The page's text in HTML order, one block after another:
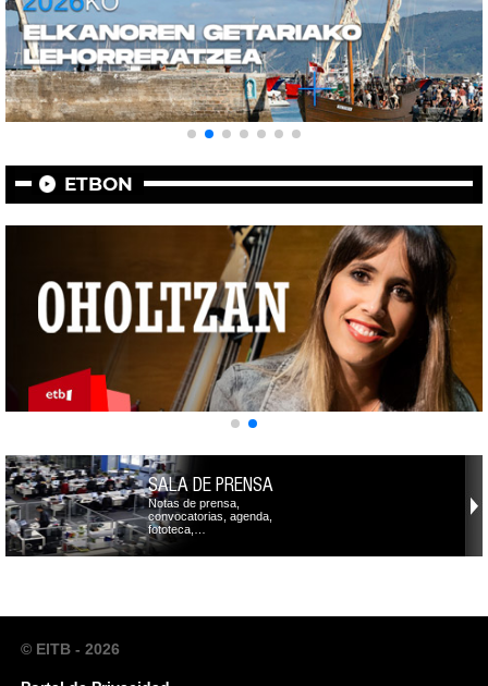
ETBON
SALA DE PRENSA
Notas de prensa,
convocatorias, agenda,
fototeca,…
© EITB - 2026